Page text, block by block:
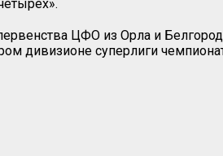
ЦФО из Орла и
дивизионе суперлиги